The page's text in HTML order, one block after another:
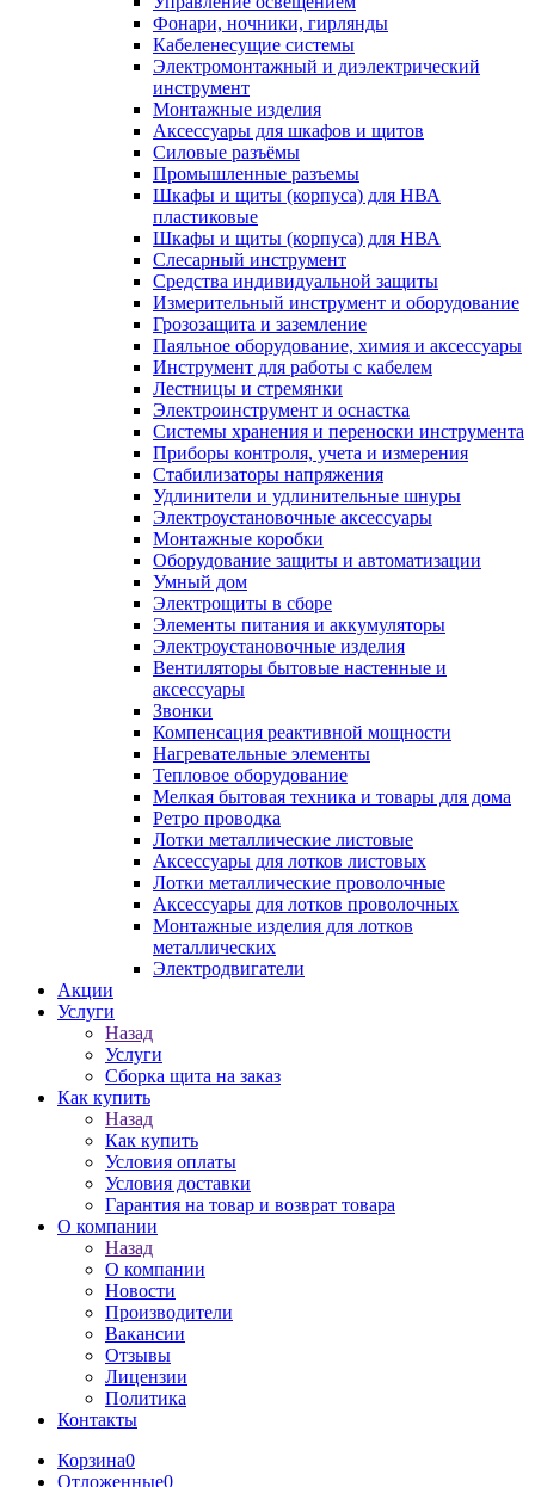
Фонари, ночники, гирлянды
Кабеленесущие системы
Электромонтажный и диэлектрический
инструмент
Монтажные изделия
Аксессуары для шкафов и щитов
Силовые разъёмы
Промышленные разъемы
Шкафы и щиты (корпуса) для НВА
пластиковые
Шкафы и щиты (корпуса) для НВА
Слесарный инструмент
Средства индивидуальной защиты
Измерительный инструмент и оборудование
Грозозащита и заземление
Паяльное оборудование, химия и аксессуары
Инструмент для работы с кабелем
Лестницы и стремянки
Электроинструмент и оснастка
Системы хранения и переноски инструмента
Приборы контроля, учета и измерения
Стабилизаторы напряжения
Удлинители и удлинительные шнуры
Электроустановочные аксессуары
Монтажные коробки
Оборудование защиты и автоматизации
Умный дом
Электрощиты в сборе
Элементы питания и аккумуляторы
Электроустановочные изделия
Вентиляторы бытовые настенные и
аксессуары
Звонки
Компенсация реактивной мощности
Нагревательные элементы
Тепловое оборудование
Мелкая бытовая техника и товары для дома
Ретро проводка
Лотки металлические листовые
Аксессуары для лотков листовых
Лотки металлические проволочные
Аксессуары для лотков проволочных
Монтажные изделия для лотков
металлических
Электродвигатели
Акции
Услуги
Назад
Услуги
Сборка щита на заказ
Как купить
Назад
Как купить
Условия оплаты
Условия доставки
Гарантия на товар и возврат товара
О компании
Назад
О компании
Новости
Производители
Вакансии
Отзывы
Лицензии
Политика
Контакты
Корзина0
Отложенные0